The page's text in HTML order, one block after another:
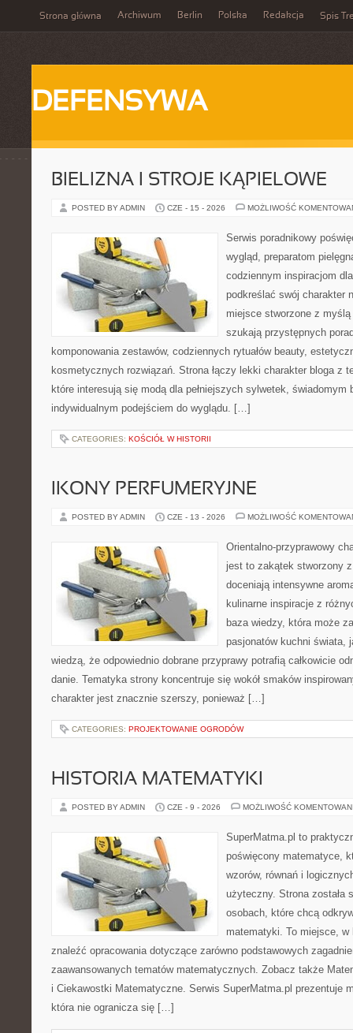
Strona główna Archiwum Berlin Polska Redakcja Spis
DEFENSYWA
BIELIZNA I STROJE KĄPIELOWE
POSTED BY ADMIN CZE - 15 - 2026 MOŻLIWOŚĆ
Serwis poradnikowy
wygląd, preparatom
codziennym inspiracjom
podkreślać swój charakter
miejsce stworzone z
szukają przystępnych
komponowania zestawów, codziennych rytuałów beauty,
kosmetycznych rozwiązań. Strona łączy lekki charakter bloga z
które interesują się modą dla pełniejszych sylwetek, świadomym
indywidualnym podejściem do wyglądu. […]
CATEGORIES: KOŚCIÓŁ W HISTORII
IKONY PERFUMERYJNE
POSTED BY ADMIN CZE - 13 - 2026 MOŻLIWOŚĆ
Orientalno-przyprawowy
jest to zakątek stworzony
doceniają intensywne
kulinarne inspiracje z
baza wiedzy, która może
pasjonatów kuchni świata,
wiedzą, że odpowiednio dobrane przyprawy potrafią całkowicie
danie. Tematyka strony koncentruje się wokół smaków
charakter jest znacznie szerszy, ponieważ […]
CATEGORIES: PROJEKTOWANIE OGRODÓW
HISTORIA MATEMATYKI
POSTED BY ADMIN CZE - 9 - 2026 MOŻLIWOŚĆ
SuperMatma.pl to
poświęcony matematyce,
wzorów, równań i
użyteczny. Strona została
osobach, które chcą
matematyki. To miejsce,
znaleźć opracowania dotyczące zarówno podstawowych
zaawansowanych tematów matematycznych. Zobacz także
i Ciekawostki Matematyczne. Serwis SuperMatma.pl prezentuje
która nie ogranicza się […]